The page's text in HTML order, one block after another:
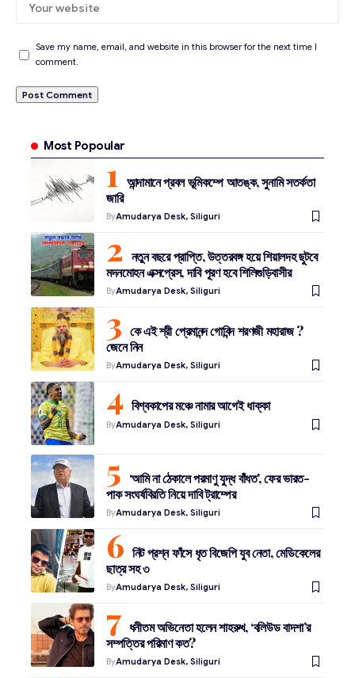
Save my name, email, and website in this browser for the next time I
comment.
Most Popoular
আন্দামানে প্রবল ভূমিকম্পে আতঙ্ক, সুনামি সতর্কতা
জারি
ByAmudarya Desk, Siliguri
নতুন বছরে প্রাপ্তি, উত্তরবঙ্গ হয়ে শিয়ালদহ ছুটবে
মদনমোহন এক্সপ্রেস, দাবি পূরণ হবে শিলিগুড়িবাসীর
ByAmudarya Desk, Siliguri
কে এই শ্রী প্রেমানন্দ গোবিন্দ শরণজী মহারাজ ?
জেনে নিন
ByAmudarya Desk, Siliguri
বিশ্বকাপের মঞ্চে নামার আগেই ধাক্কা
ByAmudarya Desk, Siliguri
‘আমি না ঠেকালে পরমাণু যুদ্ধ বাঁধত’, ফের ভারত-
পাক সংঘর্ষবিরতি নিয়ে দাবি ট্রাম্পের
ByAmudarya Desk, Siliguri
নিট প্রশ্ন ফাঁসে ধৃত বিজেপি যুব নেতা, মেডিকেলের
ছাত্র সহ ৩
ByAmudarya Desk, Siliguri
ধনীতম অভিনেতা হলেন শাহরুখ, ‘বলিউড বাদশা’র
সম্পত্তির পরিমাণ কত?
ByAmudarya Desk, Siliguri